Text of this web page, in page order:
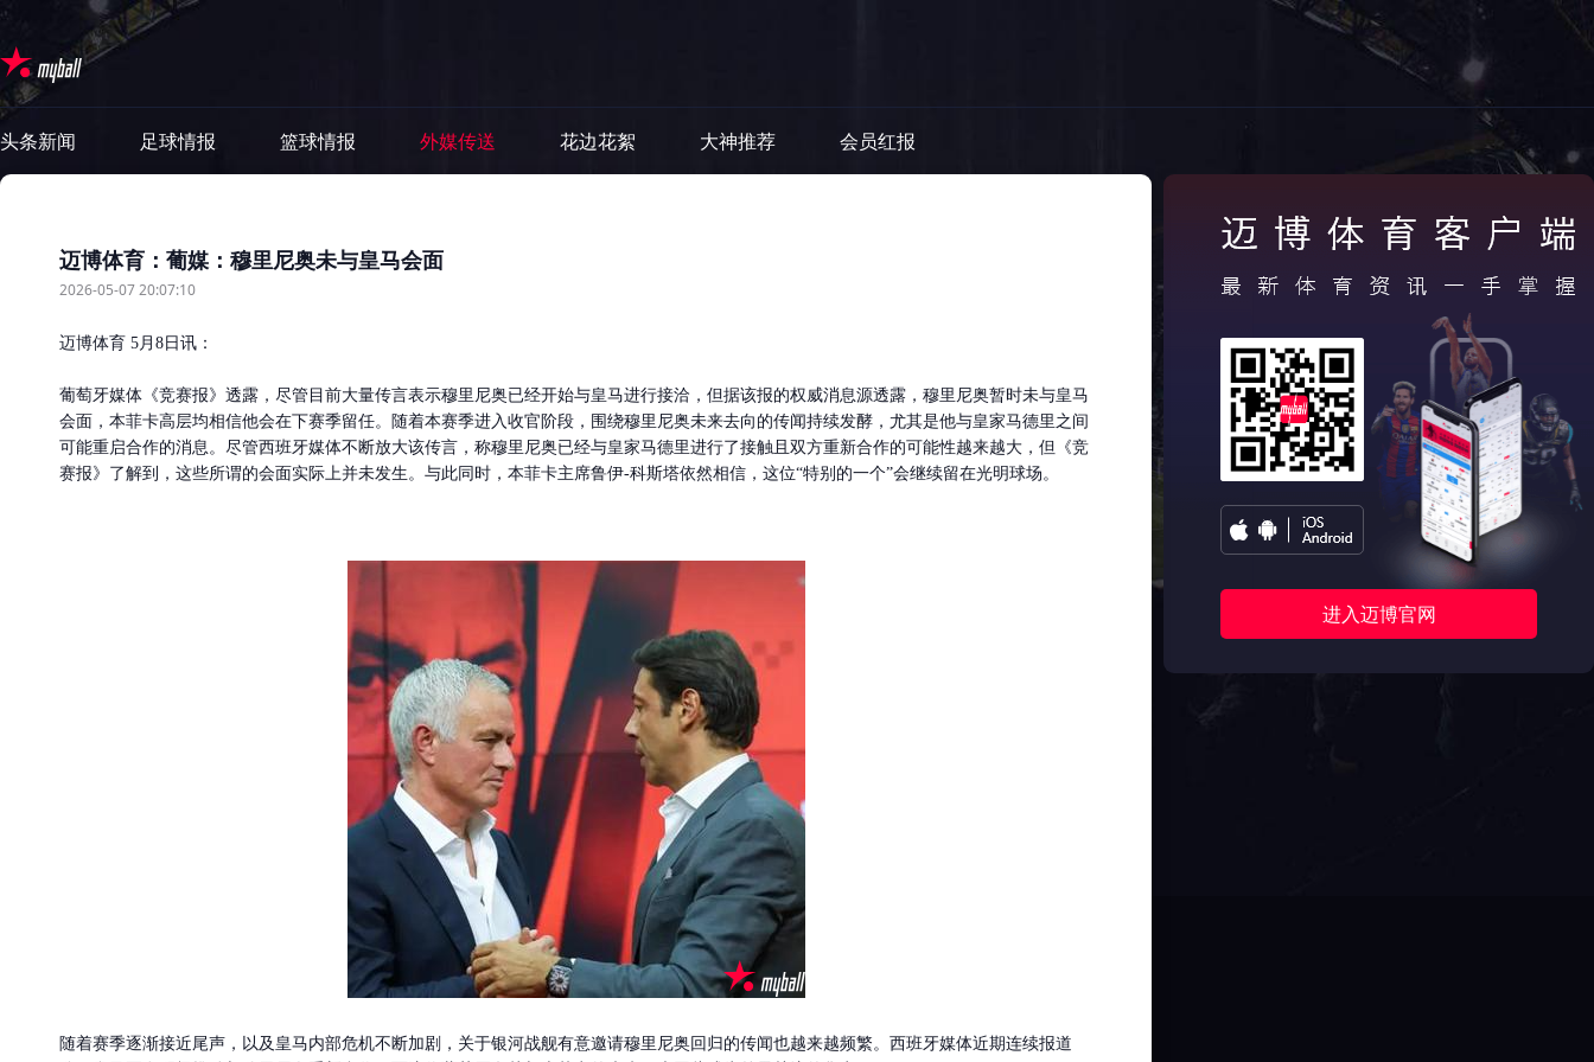
头条新闻 足球情报 篮球情报 外媒传送 花边花絮 大神推荐 会员红报
进入迈博官网
迈博体育：葡媒：穆里尼奥未与皇马会面
2026-05-07 20:07:10
迈博体育 5月8日讯：
​葡萄牙媒体《竞赛报》透露，尽管目前大量传言表示穆里尼奥已经开始与皇马进行接洽，但据该报的权威消息源透露，穆里尼奥暂时未与皇马
会面，本菲卡高层均相信他会在下赛季留任。随着本赛季进入收官阶段，围绕穆里尼奥未来去向的传闻持续发酵，尤其是他与皇家马德里之间
可能重启合作的消息。尽管西班牙媒体不断放大该传言，称穆里尼奥已经与皇家马德里进行了接触且双方重新合作的可能性越来越大，但《竞
赛报》了解到，这些所谓的会面实际上并未发生。与此同时，本菲卡主席鲁伊-科斯塔依然相信，这位“特别的一个”会继续留在光明球场。
随着赛季逐渐接近尾声，以及皇马内部危机不断加剧，关于银河战舰有意邀请穆里尼奥回归的传闻也越来越频繁。西班牙媒体近期连续报道